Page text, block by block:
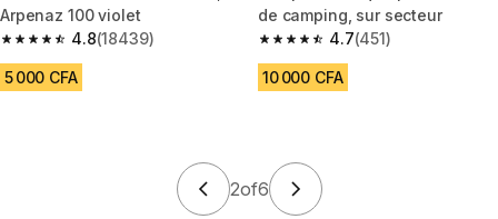
Arpenaz 100 violet
4.8
4.8 out of 5 stars from 18439 reviews
(18439)
5 000 CFA
de camping, sur secteur
4.7
4.7 out of 5 stars from 451
(451)
10 000 CFA
2of6